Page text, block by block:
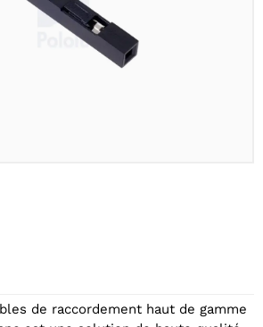
de raccordement haut de gamme